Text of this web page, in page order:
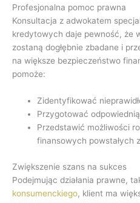
Profesjonalna pomoc prawna
Konsultacja z adwokatem
kredytowych daje pewność, że
zostaną dogłębnie zbadane i
na większe bezpieczeństwo
pomoże:
Zidentyfikować
Przygotować
Przedstawić możliwości
finansowych powstałych
Zwiększenie szans na sukces
Podejmując działania prawne,
konsumenckiego, klient ma